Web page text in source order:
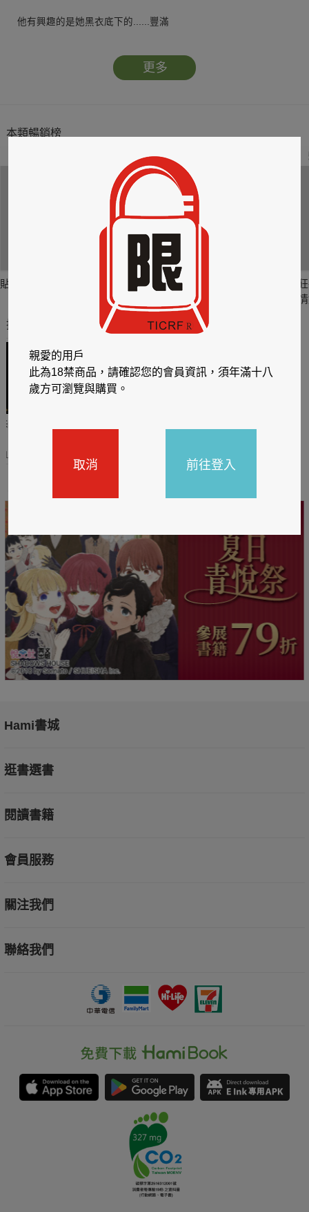
他有興趣的是她黑衣底下的......豐滿
若非她死到臨頭還不知回頭，他也毋需動手傷她
偏偏身為神門五公子「勾魂劍」的他忒愛刁悍美人
更多
本類暢銷榜
貼身剪裁II：如癮
貼心情婦～魅惑之
六
四
推薦你買好東西
親愛的用戶
此為18禁商品，請確認您的會員資訊，須年滿十八
歲方可瀏覽與購買。
取消 前往登入
Hami書城
逛書選書
閱讀書籍
會員服務
關注我們
聯絡我們